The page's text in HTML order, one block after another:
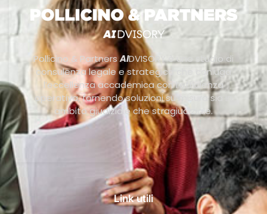
Pollicino & PartnersAIDVISORY è uno studio di
consulenza legale e strategica che coniuga
l’eccellenza accademica con l’efficienza
operativa, fornendo soluzioni su misura sia in
ambito giudiziale che stragiudiziale.
Link utili